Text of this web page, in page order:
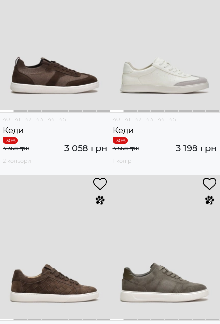
40 41 42 43 44 45
Кеди
3 058 грн
4 368 грн
2 кольори
40 41 42 43 44 45
Кеди
3 198 грн
4 568 грн
1 колір